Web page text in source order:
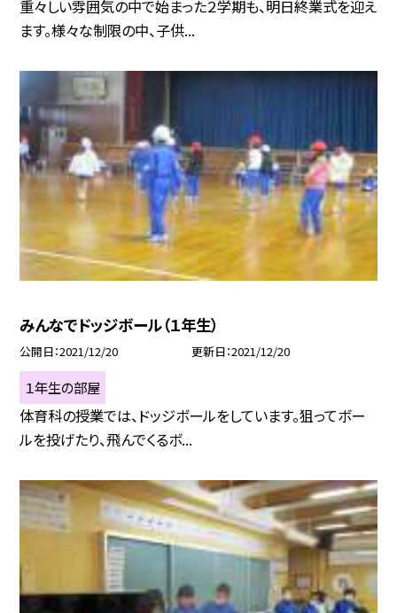
重々しい雰囲気の中で始まった２学期も、明日終業式を迎え
ます。様々な制限の中、子供...
みんなでドッジボール（１年生）
公開日 2021/12/20 更新日 2021/12/20
１年生の部屋
体育科の授業では、ドッジボールをしています。狙ってボー
ルを投げたり、飛んでくるボ...